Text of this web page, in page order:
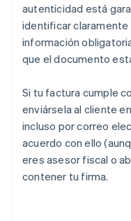
autenticidad está
identificar claramente
información
que el documento
Si tu factura cumple
enviársela al cliente
incluso por correo
acuerdo con ello
eres asesor fiscal o
contener tu firma.